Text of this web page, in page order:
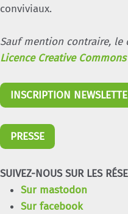
conviviaux.
Sauf mention contraire, le
Licence Creative Commons
INSCRIPTION
PRESSE
SUIVEZ-NOUS SUR LES
Sur mastodon
Sur facebook